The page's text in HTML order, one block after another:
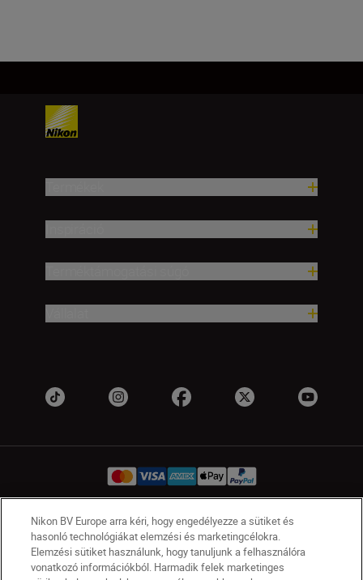
HU Nikon Sites
Lépjen kapcsolatba velünk
Adatvédelmi nyilatkozat
Jogi nyilatkozat
Nikon Store szerződési feltételek
Nikon BV Europe arra kéri, hogy engedélyezze a sütiket és
hasonló technológiákat elemzési és marketingcélokra.
Elemzési sütiket használunk, hogy tanuljunk a felhasználóra
vonatkozó információkból. Harmadik felek marketinges